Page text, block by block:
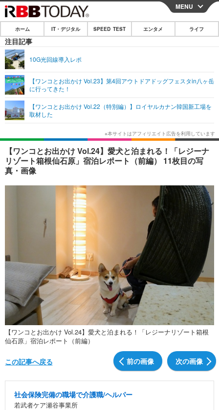
CLOSE
ホーム
IT・デジタル
ネタ
ショッピング その他
SPEED TEST
エンタメ
エンタメTOP
韓国・芸能
音楽 スポーツ
ショッピング その他
ライフ
ライフTOP グルメ
ペット ショッピング
リリース一覧
プッシュ通知の停止方法
MENU
ホーム IT・デジタル SPEED TEST エンタメ ライフ
注目記事
10G光回線導入レポ
【ワンコとお出かけ Vol.23】第4回アウトドアドッグフェスタin八ヶ岳
に行ってきた！
【ワンコとお出かけ Vol.22（特別編）】ロイヤルカナン韓国新工場を
取材した
【ワンコとお出かけ Vol.24】愛犬と泊まれる！「レジーナ
リゾート箱根仙石原」宿泊レポート（前編） 11枚目の写
真・画像
【ワンコとお出かけ Vol.24】愛犬と泊まれる！「レジーナリゾート箱根
仙石原」宿泊レポート（前編）
前の画像 次の画像
この記事へ戻る
社会保険完備の職場で介護職/ヘルパー
若武者ケア瀬谷事業所